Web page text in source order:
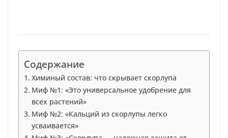
Содержание
Химиный состав: что скрывает скорлупа
Миф №1: «Это универсальное удобрение для
всех растений»
Миф №2: «Кальций из скорлупы легко
усваивается»